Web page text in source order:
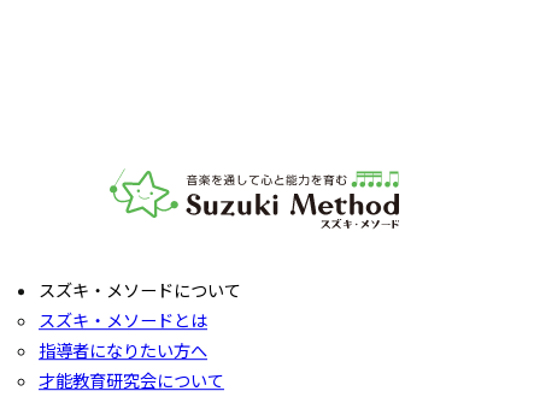
音楽教室スズキ・メソード | 公益社団法人才能教育研究
スズキ・メソードについて
スズキ・メソードとは
指導者になりたい方へ
才能教育研究会について